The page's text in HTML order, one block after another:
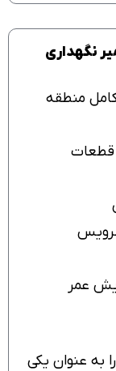
نگهداری
منطقه
قطعات
عمر
به عنوان یکی